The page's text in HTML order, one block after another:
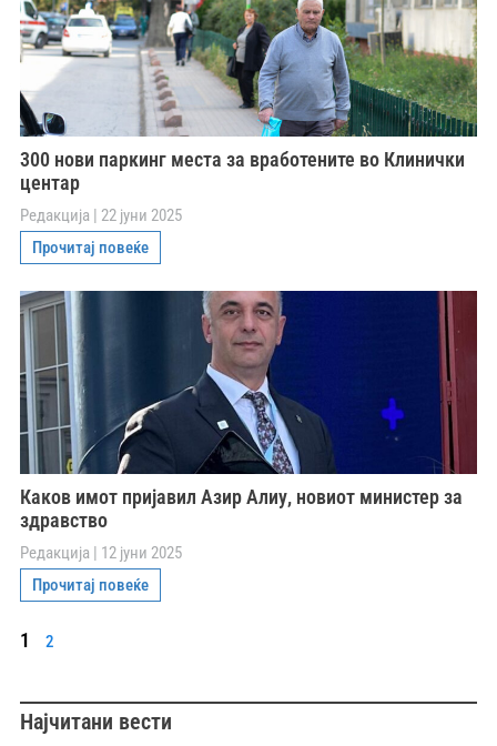
300 нови паркинг места за вработените во Клинички
центар
Редакција
22 јуни 2025
Прочитај повеќе
Каков имот пријавил Азир Алиу, новиот министер за
здравство
Редакција
12 јуни 2025
Прочитај повеќе
1 2
Најчитани вести